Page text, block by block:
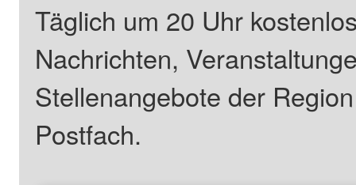
Täglich um 20 Uhr
Nachrichten,
Stellenangebote der
Postfach.